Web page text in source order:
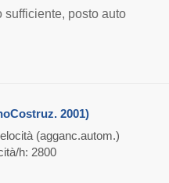
posto auto
2001)
(agganc.autom.)
h: 2800